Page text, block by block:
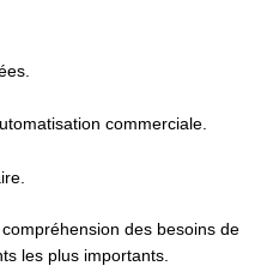
commerciale.
des besoins de
les plus importants.